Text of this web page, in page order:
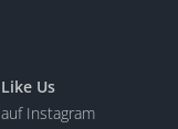
Like Us
auf Instagram